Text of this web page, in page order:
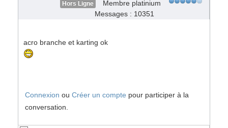
Hors Ligne
Membre platinium
Messages : 10351
acro branche et karting ok
Connexion ou Créer un compte pour participer à la
conversation.